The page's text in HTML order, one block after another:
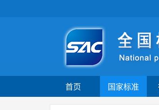
首页 国家标准